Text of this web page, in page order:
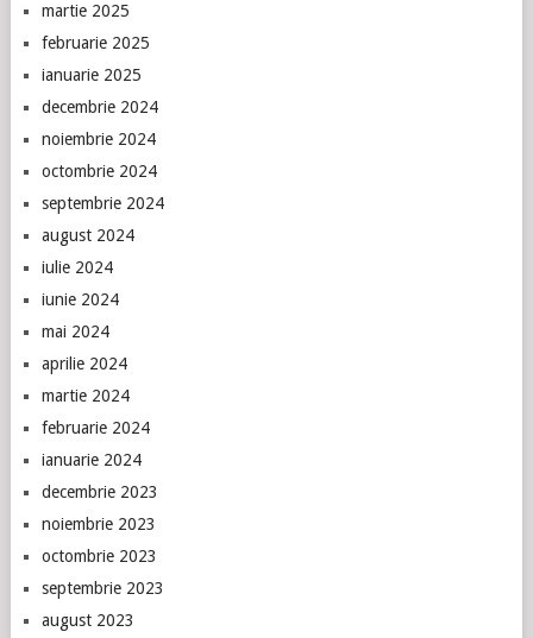
martie 2025
februarie 2025
ianuarie 2025
decembrie 2024
noiembrie 2024
octombrie 2024
septembrie 2024
august 2024
iulie 2024
iunie 2024
mai 2024
aprilie 2024
martie 2024
februarie 2024
ianuarie 2024
decembrie 2023
noiembrie 2023
octombrie 2023
septembrie 2023
august 2023